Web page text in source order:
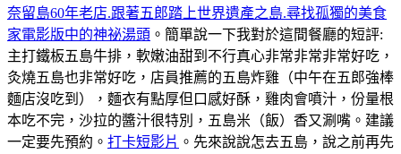
奈留島60年老店.跟著五郎踏上世界遺產之島.尋找孤獨的美食
家電影版中的神祕湯頭 。簡單說一下我對於這間餐廳的短評:
主打鐵板五島牛排，軟嫩油甜到不行真心非常非常非常好吃，
灸燒五島也非常好吃，店員推薦的五島炸雞（中午在五郎強棒
麵店沒吃到），麵衣有點厚但口感好酥，雞肉會噴汁，份量根
本吃不完，沙拉的醬汁很特別，五島米（飯）香又涮嘴。建議
一定要先預約。 打卡短影片 。先來說說怎去五島，說之前再先